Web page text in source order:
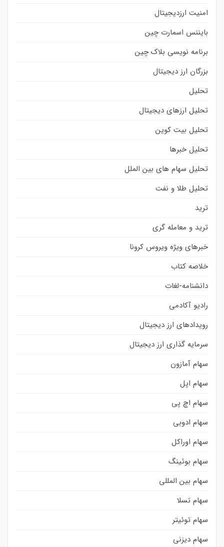
امنیت ارزدیجیتال
بایننس اسمارت چین
برنامه نویسی بلاک چین
بزرگان ارز دیجیتال
تحلیل
تحلیل ارزهای دیجیتال
تحلیل بیت کوین
تحلیل خبرها
تحلیل سهام های بین الملل
تحلیل طلا و نفت
ترید
ترید و معامله گری
خبرهای ویژه ویروس کرونا
خلاصه کتاب
دانشنامه-لغات
رادیو آکادمی
رویدادهای ارز دیجیتال
سرمایه گذاری ارز دیجیتال
سهام آمازون
سهام اپل
سهام اچ پی
سهام ادوبی
سهام اوراکل
سهام بوئینگ
سهام بین المللی
سهام تسلا
سهام توئیتر
سهام دیزنی